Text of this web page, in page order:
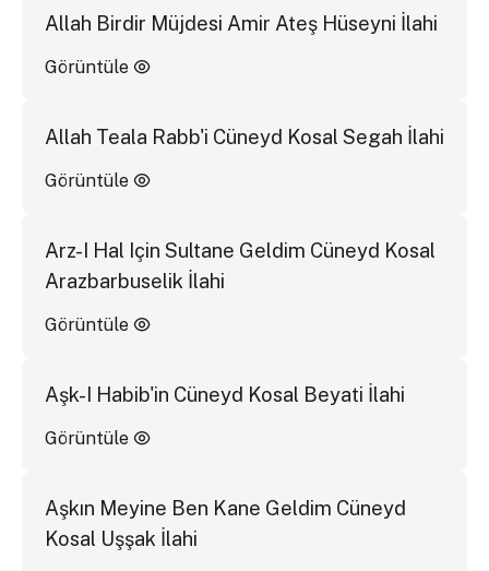
Allah Birdir Müjdesi Amir Ateş Hüseyni İlahi
Görüntüle
Allah Teala Rabb'i Cüneyd Kosal Segah İlahi
Görüntüle
Arz-I Hal Için Sultane Geldim Cüneyd Kosal
Arazbarbuselik İlahi
Görüntüle
Aşk-I Habib'in Cüneyd Kosal Beyati İlahi
Görüntüle
Aşkın Meyine Ben Kane Geldim Cüneyd
Kosal Uşşak İlahi